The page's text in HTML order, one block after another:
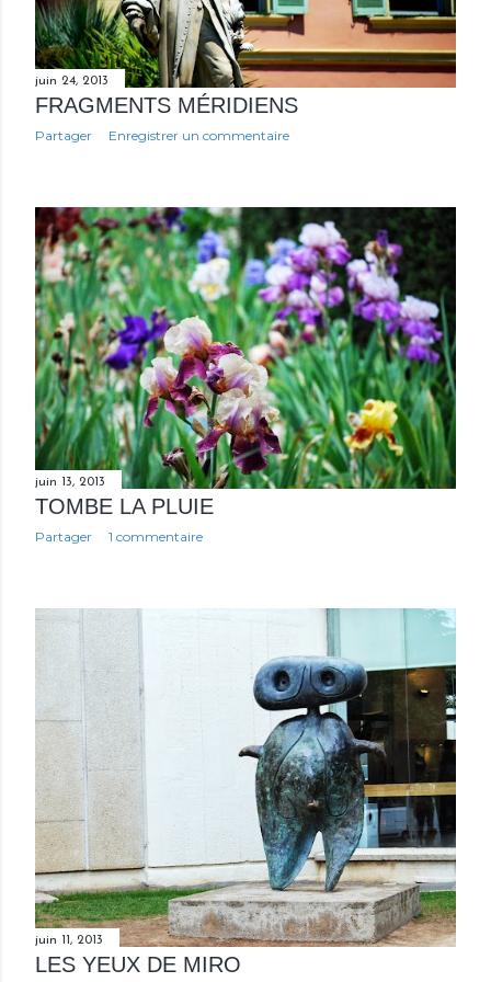
juin 24, 2013
FRAGMENTS MÉRIDIENS
Partager Enregistrer un commentaire
juin 13, 2013
TOMBE LA PLUIE
Partager 1 commentaire
juin 11, 2013
LES YEUX DE MIRO